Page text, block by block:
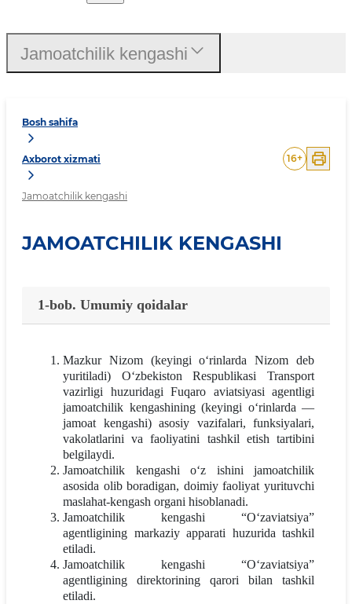
Bosh sahifa
Axborot xizmati
Jamoatchilik kengashi
16+
JAMOATCHILIK KENGASHI
1-bob. Umumiy qoidalar
Mazkur Nizom (keyingi o‘rinlarda Nizom deb
yuritiladi) O‘zbekiston Respublikasi Transport
vazirligi huzuridagi Fuqaro aviatsiyasi agentligi
jamoatchilik kengashining (keyingi o‘rinlarda —
jamoat kengashi) asosiy vazifalari, funksiyalari,
vakolatlarini va faoliyatini tashkil etish tartibini
belgilaydi.
Jamoatchilik kengashi o‘z ishini jamoatchilik
asosida olib boradigan, doimiy faoliyat yurituvchi
maslahat-kengash organi hisoblanadi.
Jamoatchilik kengashi “O‘zaviatsiya”
agentligining markaziy apparati huzurida tashkil
etiladi.
Jamoatchilik kengashi “O‘zaviatsiya”
agentligining direktorining qarori bilan tashkil
etiladi.
Jamoatchilik kengashi